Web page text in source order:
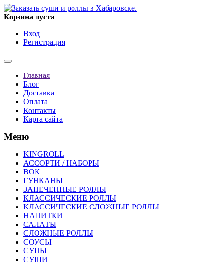
Корзина пуста
Вход
Регистрация
Главная
Блог
Доставка
Оплата
Контакты
Карта сайта
Меню
KINGROLL
АССОРТИ / НАБОРЫ
ВОК
ГУНКАНЫ
ЗАПЕЧЕННЫЕ РОЛЛЫ
КЛАССИЧЕСКИЕ РОЛЛЫ
КЛАССИЧЕСКИЕ СЛОЖНЫЕ РОЛЛЫ
НАПИТКИ
САЛАТЫ
СЛОЖНЫЕ РОЛЛЫ
СОУСЫ
СУПЫ
СУШИ